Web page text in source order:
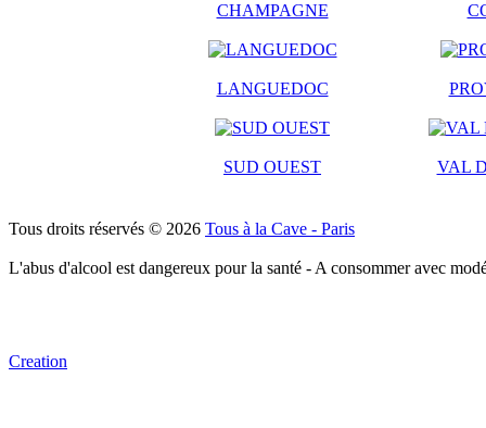
CHAMPAGNE
LANGUEDOC
SUD OUEST VAL
Tous droits réservés © 2026 Tous à la Cave - Paris
L'abus d'alcool est dangereux pour la santé - A consommer avec
Creation